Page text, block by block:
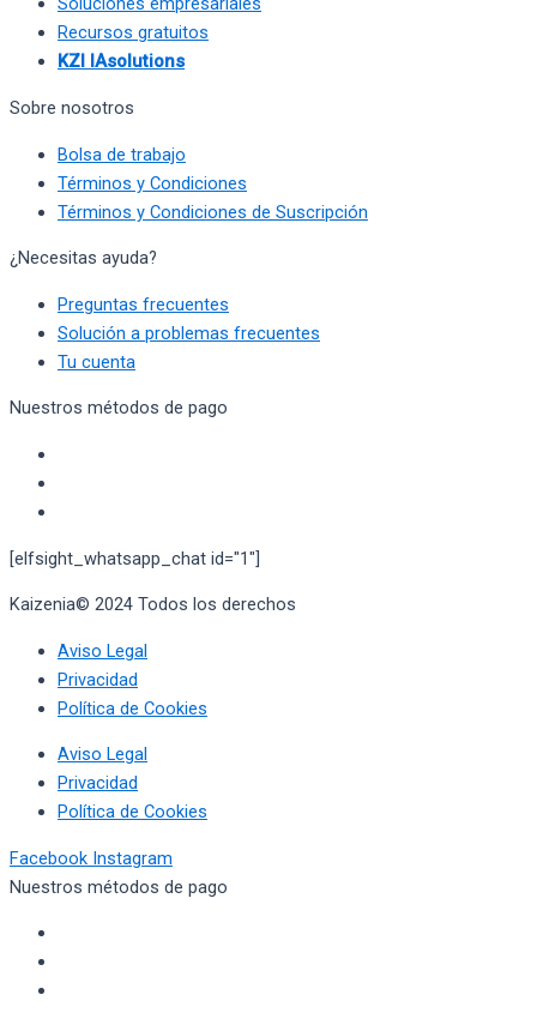
Recursos gratuitos
KZI IAsolutions
Sobre nosotros
Bolsa de trabajo
Términos y Condiciones
Términos y Condiciones de Suscripción
¿Necesitas ayuda?
Preguntas frecuentes
Solución a problemas frecuentes
Tu cuenta
Nuestros métodos de pago
[elfsight_whatsapp_chat id="1"]
Kaizenia© 2024 Todos los derechos
Aviso Legal
Privacidad
Política de Cookies
Aviso Legal
Privacidad
Política de Cookies
Facebook Instagram
Nuestros métodos de pago